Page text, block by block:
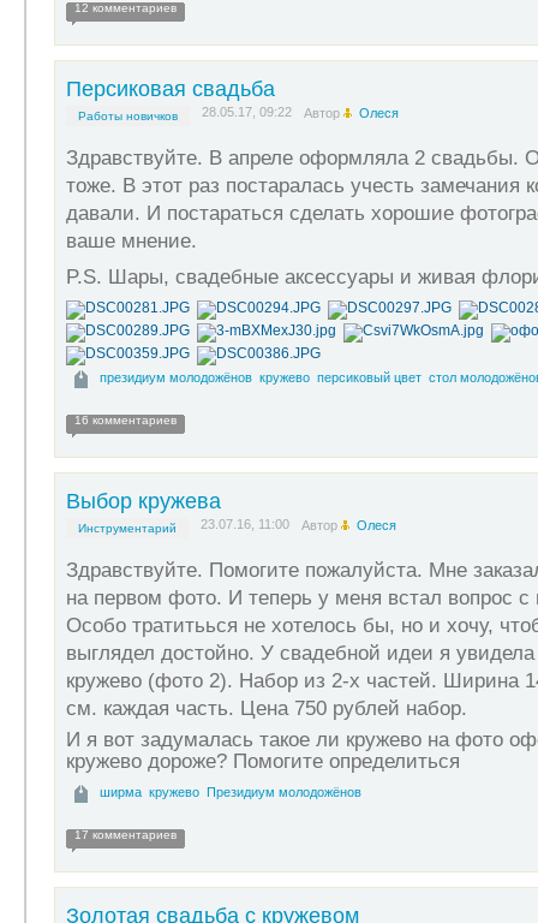
12 комментариев
Персиковая свадьба
Работы новичков 28.05.17, 09:22 Автор Олеся
Здравствуйте. В апреле оформляла 2 свадьбы.
тоже. В этот раз постаралась учесть замечания
давали. И постараться сделать хорошие
ваше мнение.
P.S. Шары, свадебные аксессуары и живая
президиум молодожёнов кружево персиковый цвет стол
16 комментариев
Выбор кружева
Инструментарий 23.07.16, 11:00 Автор Олеся
Здравствуйте. Помогите пожалуйста. Мне
на первом фото. И теперь у меня встал вопрос
Особо тратитьься не хотелось бы, но и хочу,
выглядел достойно. У свадебной идеи я
кружево (фото 2). Набор из 2-х частей. Ширина
см. каждая часть. Цена 750 рублей набор.
И я вот задумалась такое ли кружево на фото
кружево дороже? Помогите определиться
ширма кружево Президиум молодожёнов
17 комментариев
Золотая свадьба с кружевом